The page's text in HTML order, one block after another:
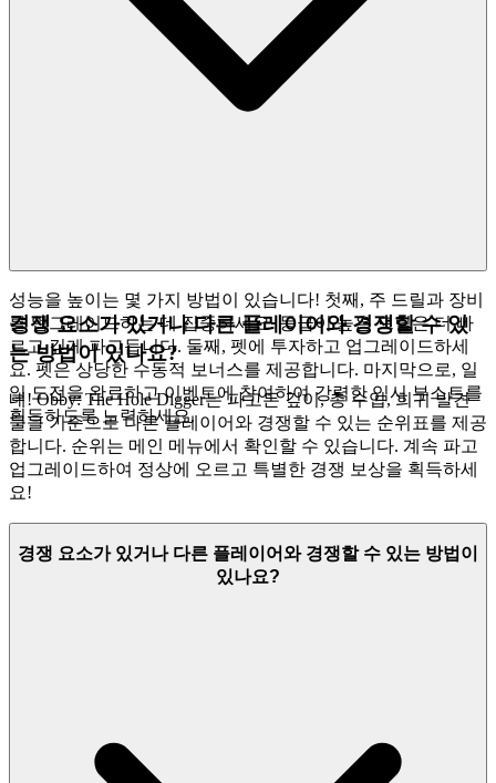
성능을 높이는 몇 가지 방법이 있습니다! 첫째, 주 드릴과 장비
를 업그레이드하는 데 집중하세요. 등급이 높은 드릴은 더 빠
르고 깊게 파고듭니다. 둘째, 펫에 투자하고 업그레이드하세
요. 펫은 상당한 수동적 보너스를 제공합니다. 마지막으로, 일
일 도전을 완료하고 이벤트에 참여하여 강력한 임시 부스트를
획득하도록 노력하세요.
경쟁 요소가 있거나 다른 플레이어와 경쟁할 수 있
는 방법이 있나요?
네! Obby: The Hole Digger는 파고든 깊이, 총 수입, 희귀 발견
물을 기준으로 다른 플레이어와 경쟁할 수 있는 순위표를 제공
합니다. 순위는 메인 메뉴에서 확인할 수 있습니다. 계속 파고
업그레이드하여 정상에 오르고 특별한 경쟁 보상을 획득하세
요!
경쟁 요소가 있거나 다른 플레이어와 경쟁할 수 있는 방법이
있나요?